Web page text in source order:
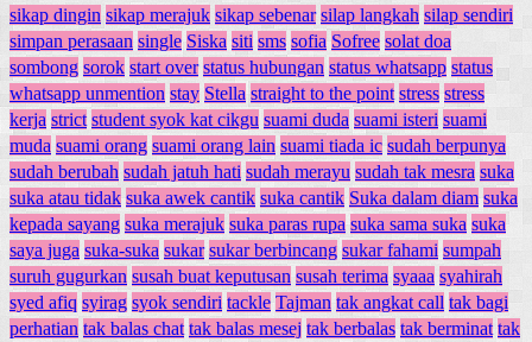
sikap dingin sikap merajuk sikap sebenar silap langkah silap sendiri
simpan perasaan single Siska siti sms sofia Sofree solat doa
sombong sorok start over status hubungan status whatsapp status
whatsapp unmention stay Stella straight to the point stress stress
kerja strict student syok kat cikgu suami duda suami isteri suami
muda suami orang suami orang lain suami tiada ic sudah berpunya
sudah berubah sudah jatuh hati sudah merayu sudah tak mesra suka
suka atau tidak suka awek cantik suka cantik Suka dalam diam suka
kepada sayang suka merajuk suka paras rupa suka sama suka suka
saya juga suka-suka sukar sukar berbincang sukar fahami sumpah
suruh gugurkan susah buat keputusan susah terima syaaa syahirah
syed afiq syirag syok sendiri tackle Tajman tak angkat call tak bagi
perhatian tak balas chat tak balas mesej tak berbalas tak berminat tak